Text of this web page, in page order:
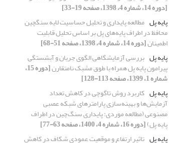
[دوره 14، شماره 4، 1398، صفحه 19-33]
پایه پل مطالعه پایداری و تحلیل حساسیت لایه سنگچین
محافظ در اطراف پایه‌های پل بر اساس تحلیل قابلیت
اطمینان[دوره 14، شماره 4، 1398، صفحه 51-68]
پایه پل بررسی آزمایشگاهی الگوی جریان و آبشستگی
پیرامون پایه پل همراه با طوق مشبک نامتقارن [دوره 15،
شماره 1، 1399، صفحه 113-128]
پایه پل کاربرد روش تاگوچی در کاهش تعداد
آزمایش‌ها و بهینه‌سازی پارامتر‌‌های شبکه عصبی
مصنوعی (مطالعه موردی: پایداری سنگ‌چین در اطراف
پایه‌‌ پل)[دوره 16، شماره 4، 1400، صفحه 63-77]
پایه پل تاثیر ارتفاع و موقعیت عمودی شکاف در کاهش